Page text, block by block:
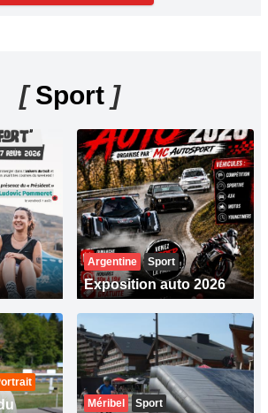
[Sport ]
Argentine Sport
Exposition auto 2026
Méribel Sport